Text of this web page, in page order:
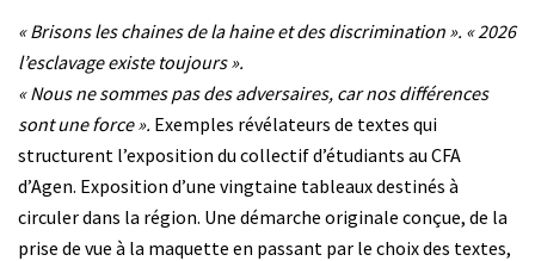
« Brisons les chaines de la haine et des discrimination ». « 2026
l’esclavage existe toujours ».
« Nous ne sommes pas des adversaires, car nos différences
sont une force ». Exemples révélateurs de textes qui
structurent l’exposition du collectif d’étudiants au CFA
d’Agen. Exposition d’une vingtaine tableaux destinés à
circuler dans la région. Une démarche originale conçue, de la
prise de vue à la maquette en passant par le choix des textes,